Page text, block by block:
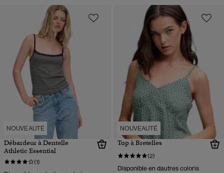
NOUVEAUTÉ
Débardeur à Dentelle
Athletic Essential
(1)
NOUVEAUTÉ
Top à Bretelles
(2)
Disponible en dautres coloris